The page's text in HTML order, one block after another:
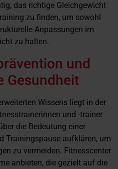
das richtige Gleichgewicht
zu finden, um sowohl
Anpassungen im
zu halten.
und
Gesundheit
Wissens liegt in der
und -trainer
die Bedeutung einer
Trainingspause aufklären, um
zu vermeiden. Fitnesscenter
anbieten, die gezielt auf die